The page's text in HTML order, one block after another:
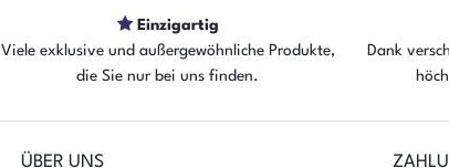
Einzigartig
Viele exklusive und außergewöhnliche Produkte,
die Sie nur bei uns finden.
Dank
ÜBER UNS